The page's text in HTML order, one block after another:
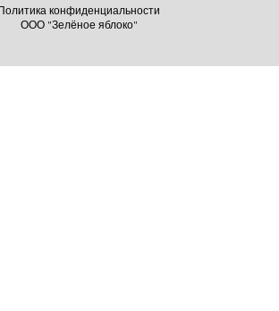
конфиденциальности
ООО "Зелёное яблоко"